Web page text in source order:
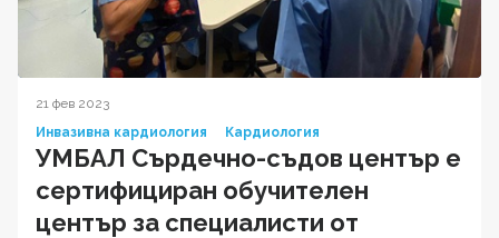
21 фев 2023
Инвазивна кардиология
Кардиология
УМБАЛ Сърдечно-съдов център е
сертифициран обучителен
център за специалисти от